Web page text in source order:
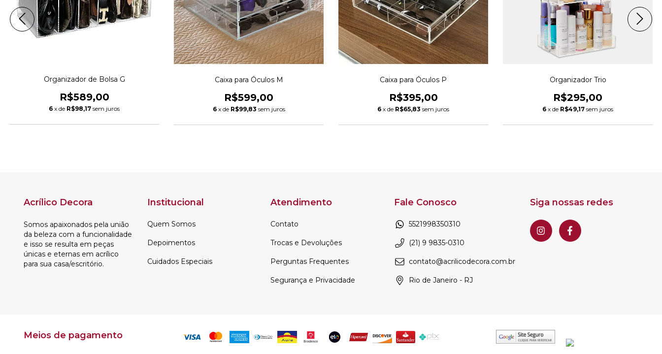
Organizador de Bolsa G
R$589,00
6 x de R$98,17 sem juros
Caixa para Óculos M
R$599,00
6 x de R$99,83 sem juros
Caixa para Óculos P
R$395,00
6 x de R$65,83 sem juros
Organizador Trio
R$295,00
6 x de R$49,17 sem juros
Acrílico Decora
Somos apaixonados pela união
da beleza com a funcionalidade
e isso se resulta em peças
únicas e eternas em acrílico
para sua casa/escritório.
Institucional
Quem Somos
Depoimentos
Cuidados Especiais
Atendimento
Contato
Trocas e Devoluções
Perguntas Frequentes
Segurança e Privacidade
Fale Conosco
5521998350310
(21) 9 9835-0310
contato@acrilicodecora.com.br
Rio de Janeiro - RJ
Siga nossas redes
Meios de pagamento